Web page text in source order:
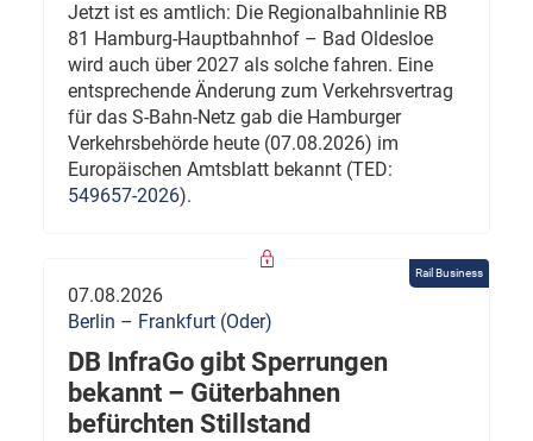
Jetzt ist es amtlich: Die Regionalbahnlinie RB
81 Hamburg-Hauptbahnhof – Bad Oldesloe
wird auch über 2027 als solche fahren. Eine
entsprechende Änderung zum Verkehrsvertrag
für das S-Bahn-Netz gab die Hamburger
Verkehrsbehörde heute (07.08.2026) im
Europäischen Amtsblatt bekannt (TED:
549657-2026).
Rail Business
07.08.2026
Berlin – Frankfurt (Oder)
DB InfraGo gibt Sperrungen
bekannt – Güterbahnen
befürchten Stillstand